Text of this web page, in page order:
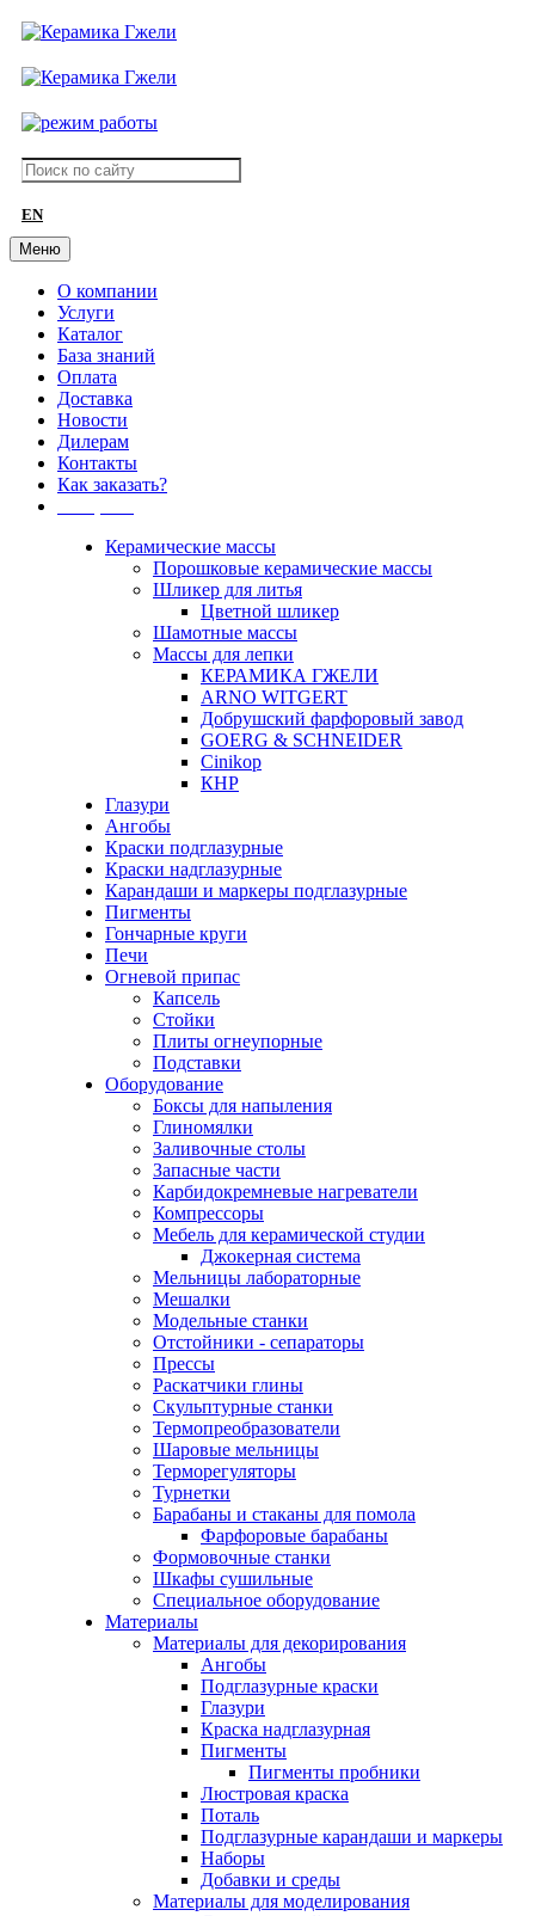
EN
Меню
О компании
Услуги
Каталог
База знаний
Оплата
Доставка
Новости
Дилерам
Контакты
Как заказать?
Керамические массы
Порошковые керамические массы
Шликер для литья
Цветной шликер
Шамотные массы
Массы для лепки
КЕРАМИКА ГЖЕЛИ
ARNO WITGERT
Добрушский фарфоровый завод
GOERG & SCHNEIDER
Cinikop
КНР
Глазури
Ангобы
Краски подглазурные
Краски надглазурные
Карандаши и маркеры подглазурные
Пигменты
Гончарные круги
Печи
Огневой припас
Капсель
Стойки
Плиты огнеупорные
Подставки
Оборудование
Боксы для напыления
Глиномялки
Заливочные столы
Запасные части
Карбидокремневые нагреватели
Компрессоры
Мебель для керамической студии
Джокерная система
Мельницы лабораторные
Мешалки
Модельные станки
Отстойники - сепараторы
Прессы
Раскатчики глины
Скульптурные станки
Термопреобразователи
Шаровые мельницы
Терморегуляторы
Турнетки
Барабаны и стаканы для помола
Фарфоровые барабаны
Формовочные станки
Шкафы сушильные
Специальное оборудование
Материалы
Материалы для декорирования
Ангобы
Подглазурные краски
Глазури
Краска надглазурная
Пигменты
Пигменты пробники
Люстровая краска
Поталь
Подглазурные карандаши и маркеры
Наборы
Добавки и среды
Материалы для моделирования